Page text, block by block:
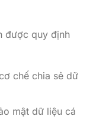
được quy định
chế chia sẻ dữ
mật dữ liệu cá